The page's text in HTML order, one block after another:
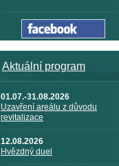
Aktuální program
01.07.-31.08.2026
Uzavření areálu z důvodu
revitalizace
12.08.2026
Hvězdný duel